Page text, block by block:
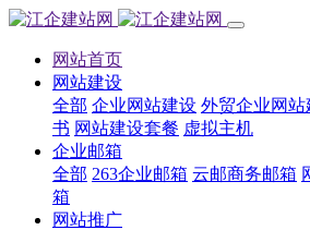
网站首页
网站建设
全部 企业网站建设 外贸企业网站
书 网站建设套餐 虚拟主机
企业邮箱
全部 263企业邮箱 云邮商务邮箱
箱
网站推广